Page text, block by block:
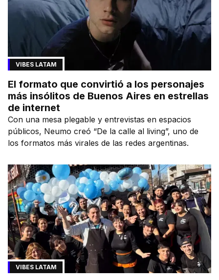
VIBES LATAM
El formato que convirtió a los personajes
más insólitos de Buenos Aires en estrellas
de internet
Con una mesa plegable y entrevistas en espacios
públicos, Neumo creó “De la calle al living”, uno de
los formatos más virales de las redes argentinas.
VIBES LATAM